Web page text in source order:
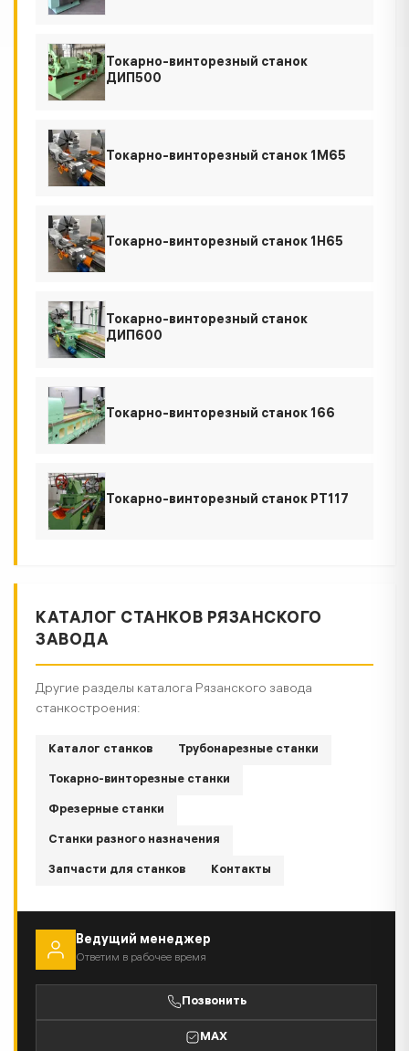
Токарно-винторезный станок
ДИП500
Токарно-винторезный станок 1М65
Токарно-винторезный станок 1Н65
Токарно-винторезный станок
ДИП600
Токарно-винторезный станок 166
Токарно-винторезный станок РТ117
КАТАЛОГ СТАНКОВ РЯЗАНСКОГО
ЗАВОДА
Другие разделы каталога Рязанского завода
станкостроения:
Каталог станков Трубонарезные станки
Токарно-винторезные станки
Фрезерные станки
Станки разного назначения
Запчасти для станков Контакты
Ведущий менеджер
Ответим в рабочее время
Позвонить
MAX